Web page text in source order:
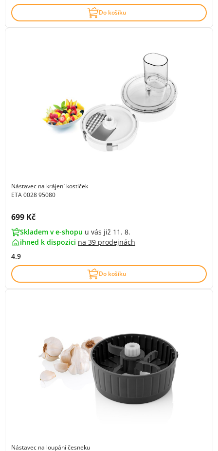
Do košíku
Nástavec na krájení kostiček
ETA 0028 95080
Cena s DPH:
699 Kč
Skladem v e-shopu u vás již 11. 8.
ihned k dispozici na 39 prodejnách
4.9
Do košíku
Nástavec na loupání česneku